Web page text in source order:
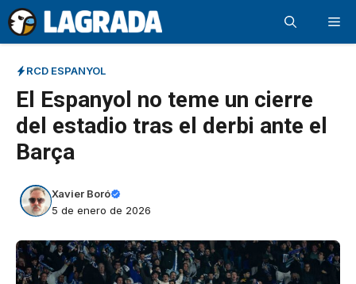
Saltar
al
contenido
RCD ESPANYOL
El Espanyol no teme un cierre
del estadio tras el derbi ante el
Barça
Xavier Boró
5 de enero de 2026